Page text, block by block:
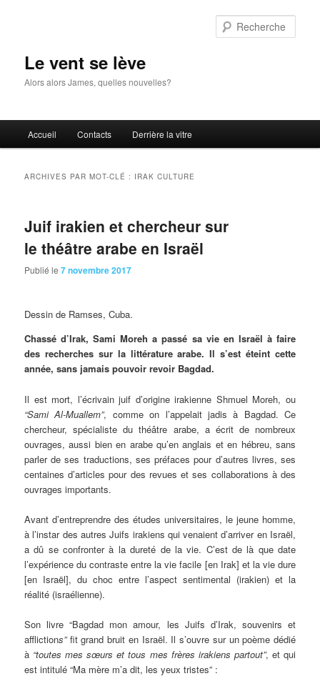
Le vent se lève
Alors alors James, quelles nouvelles?
principal
Accueil Contacts Derrière la vitre
ARCHIVES PAR MOT-CLÉ : IRAK CULTURE
Juif irakien et chercheur sur
le théâtre arabe en Israël
Publié le7 novembre 2017
Dessin de Ramses, Cuba.
Chassé d’Irak, Sami Moreh a passé sa vie en Israël à faire
des recherches sur la littérature arabe. Il s’est éteint cette
année, sans jamais pouvoir revoir Bagdad.
Il est mort, l’écrivain juif d’origine irakienne Shmuel Moreh, ou
“Sami Al-Muallem”, comme on l’appelait jadis à Bagdad. Ce
chercheur, spécialiste du théâtre arabe, a écrit de nombreux
ouvrages, aussi bien en arabe qu’en anglais et en hébreu, sans
parler de ses traductions, ses préfaces pour d’autres livres, ses
centaines d’articles pour des revues et ses collaborations à des
ouvrages importants.
Avant d’entreprendre des études universitaires, le jeune homme,
à l’instar des autres Juifs irakiens qui venaient d’arriver en Israël,
a dû se confronter à la dureté de la vie. C’est de là que date
l’expérience du contraste entre la vie facile [en Irak] et la vie dure
[en Israël], du choc entre l’aspect sentimental (irakien) et la
réalité (israélienne).
Son livre “Bagdad mon amour, les Juifs d’Irak, souvenirs et
afflictions” fit grand bruit en Israël. Il s’ouvre sur un poème dédié
à “toutes mes sœurs et tous mes frères irakiens partout”, et qui
est intitulé “Ma mère m’a dit, les yeux tristes” :